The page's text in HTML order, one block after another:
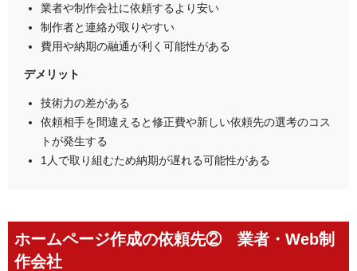
業者や制作会社に依頼するより安い
制作者と連絡が取りやすい
費用や納期の融通が利く可能性がある
デメリット
技術力の差がある
依頼相手を間違えると修正費や新しい依頼先の選考のコス
トが発生する
1人で取り組むため納期が遅れる可能性がある
ホームページ作成の依頼先② 業者・Web制
作会社